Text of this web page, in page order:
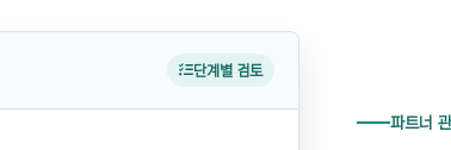
단계별 검토
파트너